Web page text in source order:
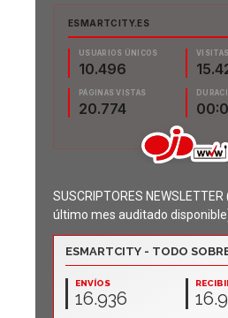
SUSCRIPTORES
último mes auditado